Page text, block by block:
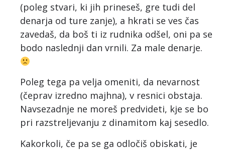
(poleg stvari, ki jih prineseš, gre tudi del
denarja od ture zanje), a hkrati se ves čas
zavedaš, da boš ti iz rudnika odšel, oni pa se
bodo naslednji dan vrnili. Za male denarje.
Poleg tega pa velja omeniti, da nevarnost
(čeprav izredno majhna), v resnici obstaja.
Navsezadnje ne moreš predvideti, kje se bo
pri razstreljevanju z dinamitom kaj sesedlo.
Kakorkoli, če pa se ga odločiš obiskati, je